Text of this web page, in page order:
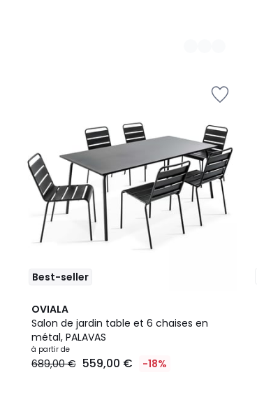
Best-seller
OVIALA
Salon de jardin table et 6 chaises en
métal, PALAVAS
à partir de
689,00 € 559,00 € -18%
4,8
/ 5
4
Couleurs